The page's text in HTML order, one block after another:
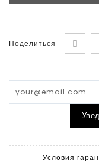
Поделиться
Условия